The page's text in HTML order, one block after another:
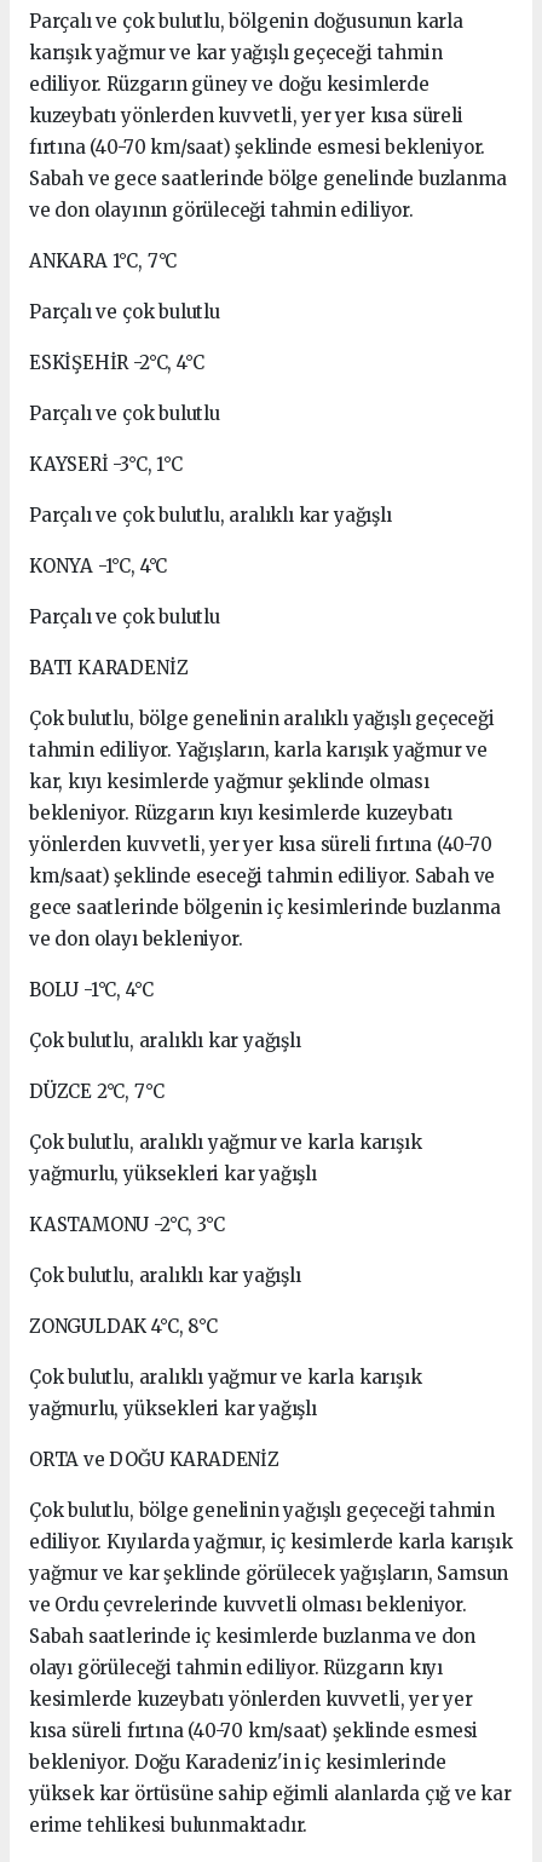
Parçalı ve çok bulutlu, bölgenin doğusunun karla
karışık yağmur ve kar yağışlı geçeceği tahmin
ediliyor. Rüzgarın güney ve doğu kesimlerde
kuzeybatı yönlerden kuvvetli, yer yer kısa süreli
fırtına (40-70 km/saat) şeklinde esmesi bekleniyor.
Sabah ve gece saatlerinde bölge genelinde buzlanma
ve don olayının görüleceği tahmin ediliyor.
ANKARA 1°C, 7°C
Parçalı ve çok bulutlu
ESKİŞEHİR -2°C, 4°C
Parçalı ve çok bulutlu
KAYSERİ -3°C, 1°C
Parçalı ve çok bulutlu, aralıklı kar yağışlı
KONYA -1°C, 4°C
Parçalı ve çok bulutlu
BATI KARADENİZ
Çok bulutlu, bölge genelinin aralıklı yağışlı geçeceği
tahmin ediliyor. Yağışların, karla karışık yağmur ve
kar, kıyı kesimlerde yağmur şeklinde olması
bekleniyor. Rüzgarın kıyı kesimlerde kuzeybatı
yönlerden kuvvetli, yer yer kısa süreli fırtına (40-70
km/saat) şeklinde eseceği tahmin ediliyor. Sabah ve
gece saatlerinde bölgenin iç kesimlerinde buzlanma
ve don olayı bekleniyor.
BOLU -1°C, 4°C
Çok bulutlu, aralıklı kar yağışlı
DÜZCE 2°C, 7°C
Çok bulutlu, aralıklı yağmur ve karla karışık
yağmurlu, yüksekleri kar yağışlı
KASTAMONU -2°C, 3°C
Çok bulutlu, aralıklı kar yağışlı
ZONGULDAK 4°C, 8°C
Çok bulutlu, aralıklı yağmur ve karla karışık
yağmurlu, yüksekleri kar yağışlı
ORTA ve DOĞU KARADENİZ
Çok bulutlu, bölge genelinin yağışlı geçeceği tahmin
ediliyor. Kıyılarda yağmur, iç kesimlerde karla karışık
yağmur ve kar şeklinde görülecek yağışların, Samsun
ve Ordu çevrelerinde kuvvetli olması bekleniyor.
Sabah saatlerinde iç kesimlerde buzlanma ve don
olayı görüleceği tahmin ediliyor. Rüzgarın kıyı
kesimlerde kuzeybatı yönlerden kuvvetli, yer yer
kısa süreli fırtına (40-70 km/saat) şeklinde esmesi
bekleniyor. Doğu Karadeniz'in iç kesimlerinde
yüksek kar örtüsüne sahip eğimli alanlarda çığ ve kar
erime tehlikesi bulunmaktadır.